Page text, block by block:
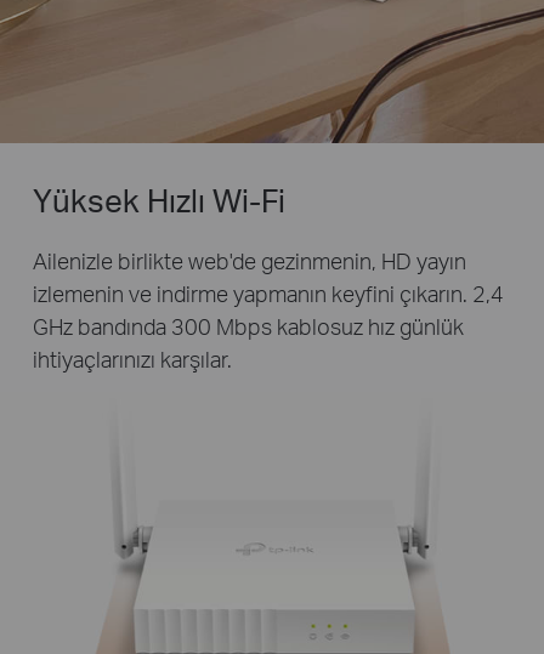
Yüksek Hızlı Wi-Fi
Ailenizle birlikte web'de gezinmenin, HD yayın
izlemenin ve indirme yapmanın keyfini çıkarın. 2,4
GHz bandında 300 Mbps kablosuz hız günlük
ihtiyaçlarınızı karşılar.